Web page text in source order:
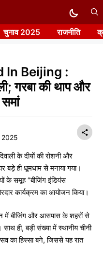
चुनाव 2025 राजनीति
In Beijing :
गरबा की थाप और
के दीयों की रोशनी और
बड़े ही धूमधाम से मनाया गया।
के समूह “बीजिंग इंडियंस
कार्यक्रम का आयोजन किया।
में बीजिंग और आसपास के शहरों से
ही, बड़ी संख्या में स्थानीय चीनी
का हिस्सा बने, जिससे यह रात